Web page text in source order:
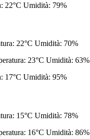
22°C Umidità: 79%
22°C Umidità: 70%
23°C Umidità: 63%
17°C Umidità: 95%
15°C Umidità: 78%
16°C Umidità: 86%